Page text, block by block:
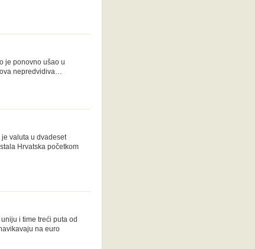
je ponovno ušao u
nepredvidiva…
valuta u dvadeset
Hrvatska početkom
i time treći puta od
na euro